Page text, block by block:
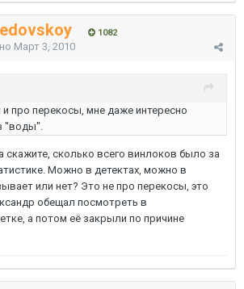
1082
Март 3, 2010
про перекосы, мне даже интересно
"воды".
скажите, сколько всего винлоков было за
Можно в детектах, можно в
или нет? Это не про перекосы, это
обещал посмотреть в
а потом её закрыли по причине